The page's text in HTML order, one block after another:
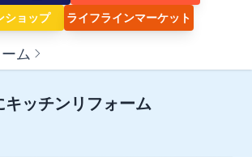
ショップ
ライフラインマーケット
ム
ッチンリフォーム